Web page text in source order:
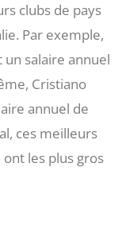
clubs de pays
Par exemple,
un salaire annuel
Cristiano
annuel de
ces meilleurs
les plus gros